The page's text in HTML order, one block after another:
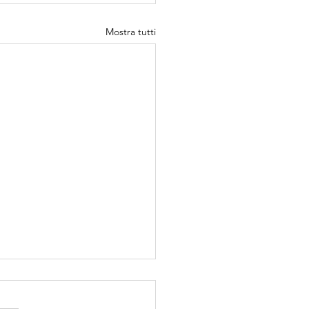
Mostra tutti